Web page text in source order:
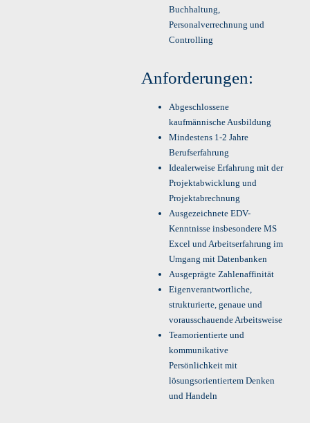
Buchhaltung,
Personalverrechnung und
Controlling
Anforderungen:
Abgeschlossene
kaufmännische Ausbildung
Mindestens 1-2 Jahre
Berufserfahrung
Idealerweise Erfahrung mit der
Projektabwicklung und
Projektabrechnung
Ausgezeichnete EDV-
Kenntnisse insbesondere MS
Excel und Arbeitserfahrung im
Umgang mit Datenbanken
Ausgeprägte Zahlenaffinität
Eigenverantwortliche,
strukturierte, genaue und
vorausschauende Arbeitsweise
Teamorientierte und
kommunikative
Persönlichkeit mit
lösungsorientiertem Denken
und Handeln